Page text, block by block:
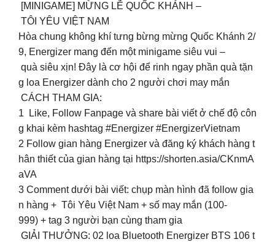
[MINIGAME] MỪNG LỄ QUỐC KHÁNH –
TÔI YÊU VIỆT NAM
Hòa chung không khí tưng bừng mừng Quốc Khánh 2/
9, Energizer mang đến một minigame siêu vui –
quà siêu xịn! Đây là cơ hội để rinh ngay phần quà tặn
g loa Energizer dành cho 2 người chơi may mắn
CÁCH THAM GIA:
1️ Like, Follow Fanpage và share bài viết ở chế độ côn
g khai kèm hashtag #Energizer #EnergizerVietnam
2️ Follow gian hàng Energizer và đăng ký khách hàng t
hân thiết của gian hàng tại https://shorten.asia/CKnmA
aVA
3️ Comment dưới bài viết: chụp màn hình đã follow gia
n hàng + Tôi Yêu Việt Nam + số may mắn (100-
999) + tag 3 người bạn cùng tham gia
GIẢI THƯỞNG: 02 loa Bluetooth Energizer BTS 106 t